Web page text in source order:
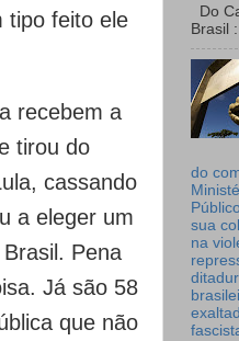
tipo feito ele
recebem a
tirou do
cassando
a eleger um
Pena
Já são 58
que não
Do
Brasil :
do
sua
na